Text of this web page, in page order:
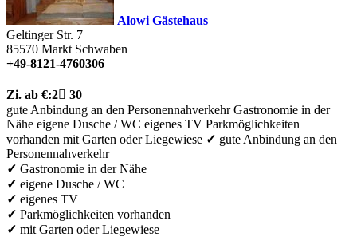
Alowi Gästehaus
Geltinger Str. 7
85570 Markt Schwaben
+49-8121-4760306
Zi. ab €:2 30
gute Anbindung an den Personennahverkehr Gastronomie in der
Nähe eigene Dusche / WC eigenes TV Parkmöglichkeiten
vorhanden mit Garten oder Liegewiese ✓ gute Anbindung an den
Personennahverkehr
✓ Gastronomie in der Nähe
✓ eigene Dusche / WC
✓ eigenes TV
✓ Parkmöglichkeiten vorhanden
✓ mit Garten oder Liegewiese